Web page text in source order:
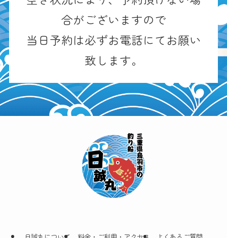
合がございますので
当日予約は必ずお電話にてお願い
致します。